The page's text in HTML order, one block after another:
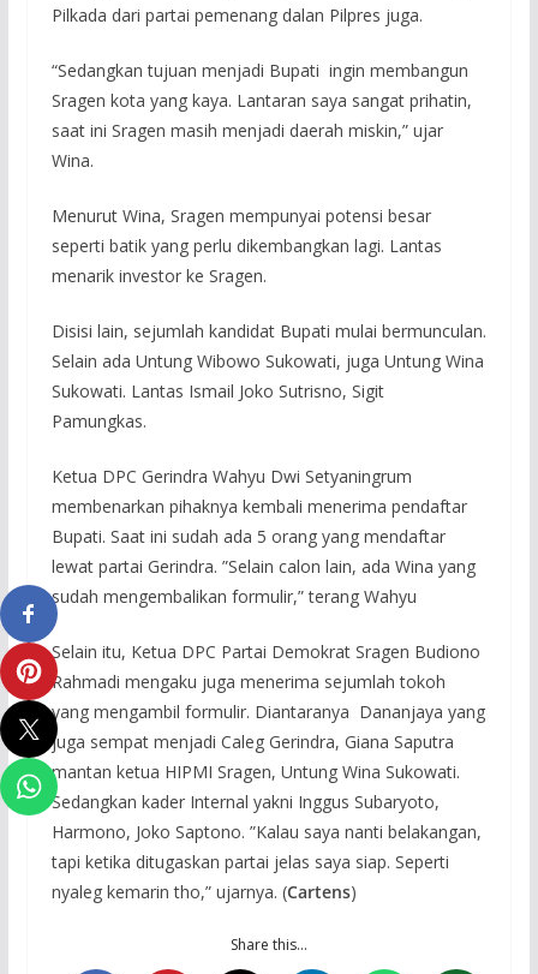
Pilkada dari partai pemenang dalan Pilpres juga.
“Sedangkan tujuan menjadi Bupati ingin membangun
Sragen kota yang kaya. Lantaran saya sangat prihatin,
saat ini Sragen masih menjadi daerah miskin,” ujar
Wina.
Menurut Wina, Sragen mempunyai potensi besar
seperti batik yang perlu dikembangkan lagi. Lantas
menarik investor ke Sragen.
Disisi lain, sejumlah kandidat Bupati mulai bermunculan.
Selain ada Untung Wibowo Sukowati, juga Untung Wina
Sukowati. Lantas Ismail Joko Sutrisno, Sigit
Pamungkas.
Ketua DPC Gerindra Wahyu Dwi Setyaningrum
membenarkan pihaknya kembali menerima pendaftar
Bupati. Saat ini sudah ada 5 orang yang mendaftar
lewat partai Gerindra. ”Selain calon lain, ada Wina yang
sudah mengembalikan formulir,” terang Wahyu
Selain itu, Ketua DPC Partai Demokrat Sragen Budiono
Rahmadi mengaku juga menerima sejumlah tokoh
yang mengambil formulir. Diantaranya Dananjaya yang
juga sempat menjadi Caleg Gerindra, Giana Saputra
mantan ketua HIPMI Sragen, Untung Wina Sukowati.
Sedangkan kader Internal yakni Inggus Subaryoto,
Harmono, Joko Saptono. ”Kalau saya nanti belakangan,
tapi ketika ditugaskan partai jelas saya siap. Seperti
nyaleg kemarin tho,” ujarnya. (Cartens)
Share this…